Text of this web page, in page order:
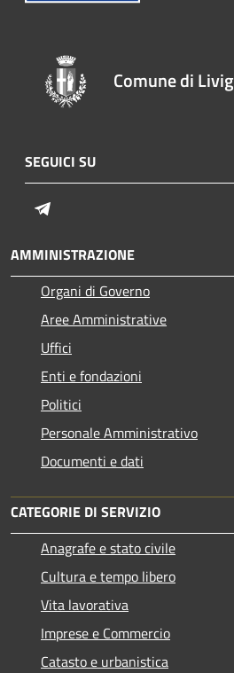
Comune di
SEGUICI SU
AMMINISTRAZIONE
Organi di Governo
Aree Amministrative
Uffici
Enti e fondazioni
Politici
Personale Amministrativo
Documenti e dati
CATEGORIE DI SERVIZIO
Anagrafe e stato civile
Cultura e tempo libero
Vita lavorativa
Imprese e Commercio
Catasto e urbanistica